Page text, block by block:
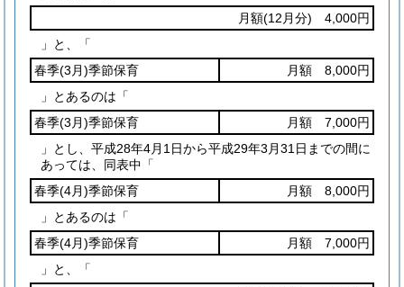
月額(12月分) 4,000円
」と、「
春季(3月)季節保育
月額 8,000円
」とあるのは「
春季(3月)季節保育
月額 7,000円
」とし、平成28年4月1日から平成29年3月31日までの間に
あっては、同表中「
春季(4月)季節保育
月額 8,000円
」とあるのは「
春季(4月)季節保育
月額 7,000円
」と、「